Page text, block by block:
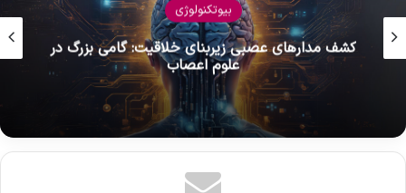
هوش مصنوعی
عینک Ray-Ban Meta: هوش مصنوعی و UPI Lite
در هند